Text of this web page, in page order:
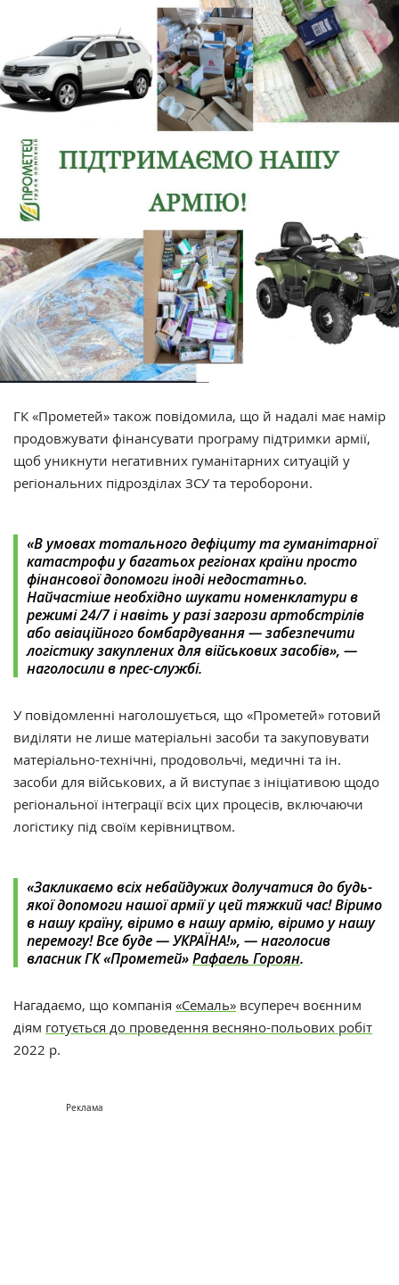
ГК «Прометей» також повідомила, що й надалі має намір
продовжувати фінансувати програму підтримки армії,
щоб уникнути негативних гуманітарних ситуацій у
регіональних підрозділах ЗСУ та тероборони.
«В умовах тотального дефіциту та гуманітарної
катастрофи у багатьох регіонах країни просто
фінансової допомоги іноді недостатньо.
Найчастіше необхідно шукати номенклатури в
режимі 24/7 і навіть у разі загрози артобстрілів
або авіаційного бомбардування — забезпечити
логістику закуплених для військових засобів», —
наголосили в прес-службі.
У повідомленні наголошується, що «Прометей» готовий
виділяти не лише матеріальні засоби та закуповувати
матеріально-технічні, продовольчі, медичні та ін.
засоби для військових, а й виступає з ініціативою щодо
регіональної інтеграції всіх цих процесів, включаючи
логістику під своїм керівництвом.
«Закликаємо всіх небайдужих долучатися до будь-
якої допомоги нашої армії у цей тяжкий час! Віримо
в нашу країну, віримо в нашу армію, віримо у нашу
перемогу! Все буде — УКРАЇНА!», — наголосив
власник ГК «Прометей»Рафаель Гороян.
Нагадаємо, що компанія «Семаль‎» ‎ всупереч воєнним
діям готується до проведення весняно-польових робіт
2022 р.
Реклама